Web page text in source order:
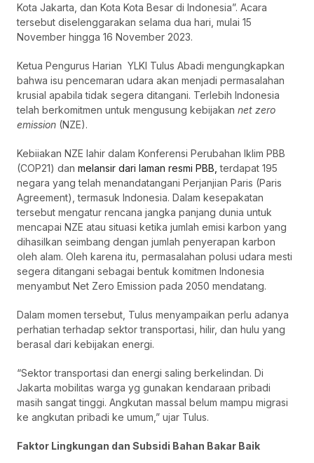
Kota Jakarta, dan Kota Kota Besar di Indonesia”. Acara
tersebut diselenggarakan selama dua hari, mulai 15
November hingga 16 November 2023.
Ketua Pengurus Harian YLKI Tulus Abadi mengungkapkan
bahwa isu pencemaran udara akan menjadi permasalahan
krusial apabila tidak segera ditangani. Terlebih Indonesia
telah berkomitmen untuk mengusung kebijakan net zero
emission (NZE).
Kebiiakan NZE lahir dalam Konferensi Perubahan Iklim PBB
(COP21) dan melansir dari laman resmi PBB,terdapat 195
negara yang telah menandatangani Perjanjian Paris (Paris
Agreement), termasuk Indonesia. Dalam kesepakatan
tersebut mengatur rencana jangka panjang dunia untuk
mencapai NZE atau situasi ketika jumlah emisi karbon yang
dihasilkan seimbang dengan jumlah penyerapan karbon
oleh alam. Oleh karena itu, permasalahan polusi udara mesti
segera ditangani sebagai bentuk komitmen Indonesia
menyambut Net Zero Emission pada 2050 mendatang.
Dalam momen tersebut, Tulus menyampaikan perlu adanya
perhatian terhadap sektor transportasi, hilir, dan hulu yang
berasal dari kebijakan energi.
“Sektor transportasi dan energi saling berkelindan. Di
Jakarta mobilitas warga yg gunakan kendaraan pribadi
masih sangat tinggi. Angkutan massal belum mampu migrasi
ke angkutan pribadi ke umum,” ujar Tulus.
Faktor Lingkungan dan Subsidi Bahan Bakar Baik